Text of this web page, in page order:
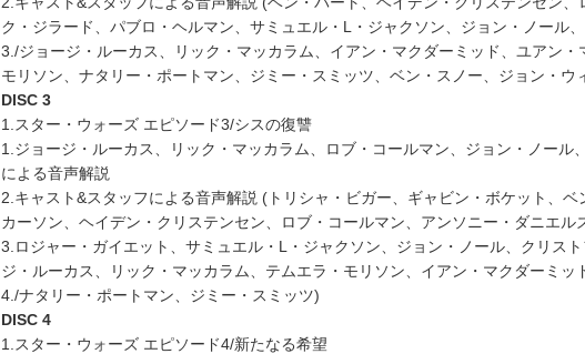
ク・ジラード、パブロ・ヘルマン、サミュエル・L・ジャクソン、ジョン・ノール
3./ジョージ・ルーカス、リック・マッカラム、イアン・マクダーミッド、ユアン・
モリソン、ナタリー・ポートマン、ジミー・スミッツ、ベン・スノー、ジョン・ウ
DISC 3
1.スター・ウォーズ エピソード3/シスの復讐
1.ジョージ・ルーカス、リック・マッカラム、ロブ・コールマン、ジョン・ノール
による音声解説
2.キャスト&スタッフによる音声解説 (トリシャ・ビガー、ギャビン・ボケット、ベ
カーソン、ヘイデン・クリステンセン、ロブ・コールマン、アンソニー・ダニエル
3.ロジャー・ガイエット、サミュエル・L・ジャクソン、ジョン・ノール、クリス
ジ・ルーカス、リック・マッカラム、テムエラ・モリソン、イアン・マクダーミッ
4./ナタリー・ポートマン、ジミー・スミッツ)
DISC 4
1.スター・ウォーズ エピソード4/新たなる希望